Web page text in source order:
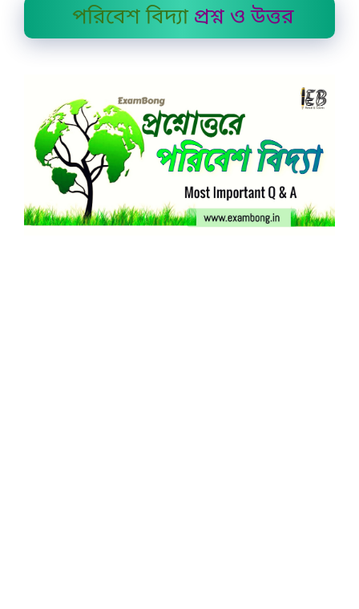
পরিবেশ বিদ্যা প্রশ্ন ও উত্তর